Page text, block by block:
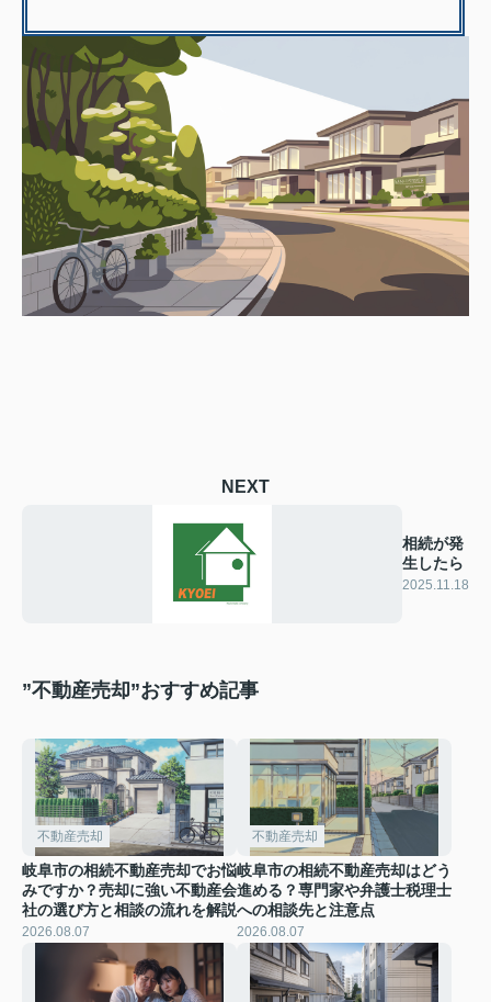
NEXT
相続が発
生したら
2025.11.18
”不動産売却”おすすめ記事
不動産売却
岐阜市の相続不動産売却でお悩
みですか？売却に強い不動産会
社の選び方と相談の流れを解説
2026.08.07
不動産売却
岐阜市の相続不動産売却はどう
進める？専門家や弁護士税理士
への相談先と注意点
2026.08.07